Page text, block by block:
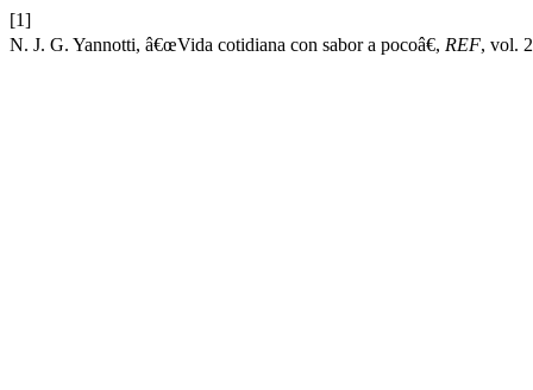
[1]
N. J. G. Yannotti, â€œVida cotidiana con sabor a pocoâ€, REF, vol.